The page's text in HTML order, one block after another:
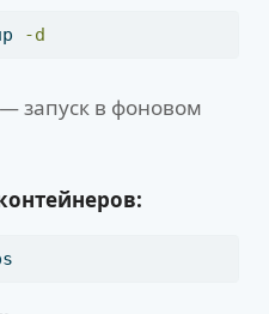
-d
— запуск в фоновом